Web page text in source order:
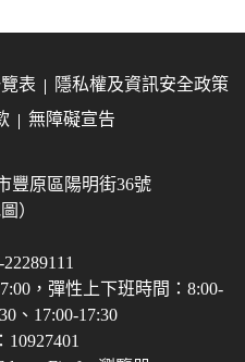
表
隱私權及資訊安全政策
無障礙宣告
豐原區陽明街36號
）
，彈性上下班時間：8:00-
、17:00-17:30